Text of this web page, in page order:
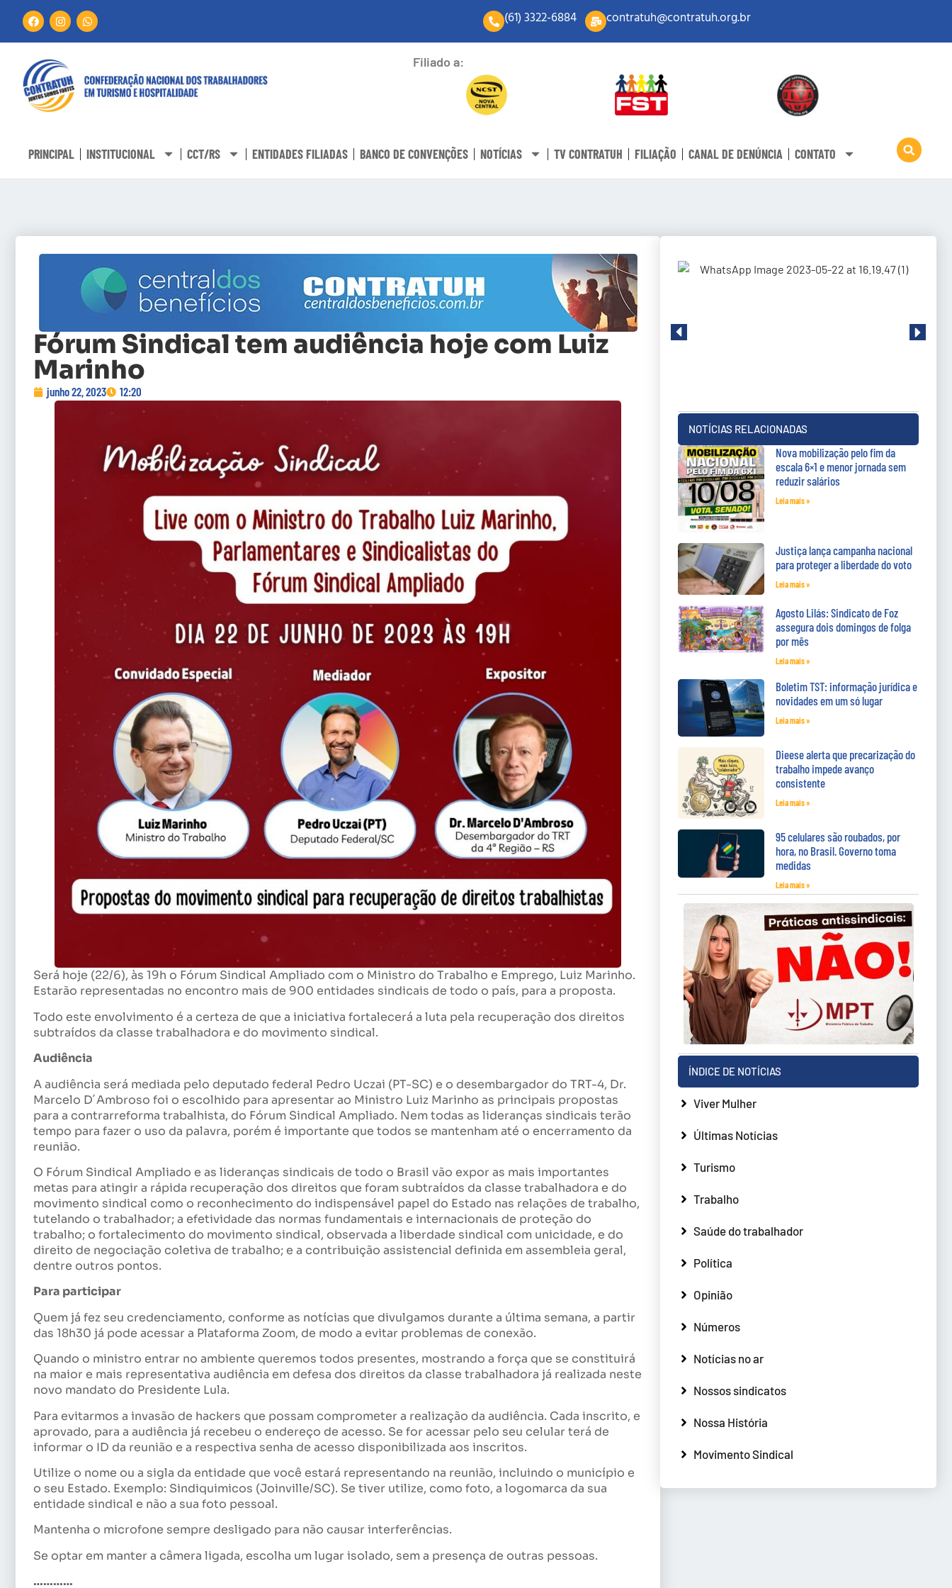
(61) 3322-6884 contratuh@contratuh.org.br
Filiado a:
PRINCIPAL INSTITUCIONAL CCT/RS ENTIDADES FILIADAS BANCO DE CONVENÇÕES NOTÍCIAS TV CONTRATUH FILIAÇÃO CANAL DE DENÚNCIA CONTATO
Fórum Sindical tem audiência hoje com Luiz
Marinho
junho 22, 2023 12:20
Será hoje (22/6), às 19h o Fórum Sindical Ampliado com o Ministro do Trabalho e Emprego, Luiz Marinho.
Estarão representadas no encontro mais de 900 entidades sindicais de todo o país, para a proposta.
Todo este envolvimento é a certeza de que a iniciativa fortalecerá a luta pela recuperação dos direitos
subtraídos da classe trabalhadora e do movimento sindical.
Audiência
A audiência será mediada pelo deputado federal Pedro Uczai (PT-SC) e o desembargador do TRT-4, Dr.
Marcelo D´Ambroso foi o escolhido para apresentar ao Ministro Luiz Marinho as principais propostas
para a contrarreforma trabalhista, do Fórum Sindical Ampliado. Nem todas as lideranças sindicais terão
tempo para fazer o uso da palavra, porém é importante que todos se mantenham até o encerramento da
reunião.
O Fórum Sindical Ampliado e as lideranças sindicais de todo o Brasil vão expor as mais importantes
metas para atingir a rápida recuperação dos direitos que foram subtraídos da classe trabalhadora e do
movimento sindical como o reconhecimento do indispensável papel do Estado nas relações de trabalho,
tutelando o trabalhador; a efetividade das normas fundamentais e internacionais de proteção do
trabalho; o fortalecimento do movimento sindical, observada a liberdade sindical com unicidade, e do
direito de negociação coletiva de trabalho; e a contribuição assistencial definida em assembleia geral,
dentre outros pontos.
Para participar
Quem já fez seu credenciamento, conforme as notícias que divulgamos durante a última semana, a partir
das 18h30 já pode acessar a Plataforma Zoom, de modo a evitar problemas de conexão.
Quando o ministro entrar no ambiente queremos todos presentes, mostrando a força que se constituirá
na maior e mais representativa audiência em defesa dos direitos da classe trabalhadora já realizada neste
novo mandato do Presidente Lula.
Para evitarmos a invasão de hackers que possam comprometer a realização da audiência. Cada inscrito, e
aprovado, para a audiência já recebeu o endereço de acesso. Se for acessar pelo seu celular terá de
informar o ID da reunião e a respectiva senha de acesso disponibilizada aos inscritos.
Utilize o nome ou a sigla da entidade que você estará representando na reunião, incluindo o município e
o seu Estado. Exemplo: Sindiquimicos (Joinville/SC). Se tiver utilize, como foto, a logomarca da sua
entidade sindical e não a sua foto pessoal.
Mantenha o microfone sempre desligado para não causar interferências.
Se optar em manter a câmera ligada, escolha um lugar isolado, sem a presença de outras pessoas.
…………
NOTÍCIAS RELACIONADAS
Nova mobilização pelo fim da
escala 6×1 e menor jornada sem
reduzir salários
Leia mais »
Justiça lança campanha nacional
para proteger a liberdade do voto
Leia mais »
Agosto Lilás: Sindicato de Foz
assegura dois domingos de folga
por mês
Leia mais »
Boletim TST: informação jurídica e
novidades em um só lugar
Leia mais »
Dieese alerta que precarização do
trabalho impede avanço
consistente
Leia mais »
95 celulares são roubados, por
hora, no Brasil. Governo toma
medidas
Leia mais »
ÍNDICE DE NOTÍCIAS
Viver Mulher
Últimas Notícias
Turismo
Trabalho
Saúde do trabalhador
Política
Opinião
Números
Notícias no ar
Nossos sindicatos
Nossa História
Movimento Sindical